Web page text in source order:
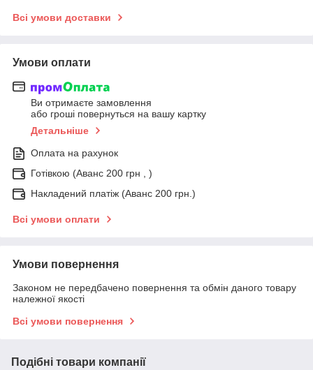
Всі умови доставки
Умови оплати
Ви отримаєте замовлення
або гроші повернуться на вашу картку
Детальніше
Оплата на рахунок
Готівкою (Аванс 200 грн , )
Накладений платіж (Аванс 200 грн.)
Всі умови оплати
Умови повернення
Законом не передбачено повернення та обмін даного товару
належної якості
Всі умови повернення
Подібні товари компанії